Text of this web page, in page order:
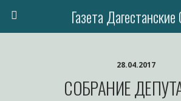
Газета Дагестанские
28.04.2017
СОБРАНИЕ